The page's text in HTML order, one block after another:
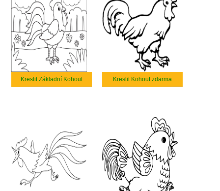
Kreslit Základní Kohout Kreslit Kohout zdarma